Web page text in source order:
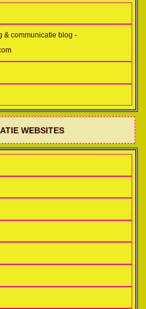
& communicatie blog -
WEBSITES